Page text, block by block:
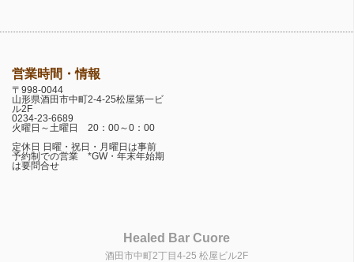
営業時間・情報
〒998-0044
山形県酒田市中町2-4-25松屋第一ビ
ル2F
0234-23-6689
火曜日～土曜日 20：00～0：00
定休日 日曜・祝日・月曜日は事前
予約制での営業 *GW・年末年始期
は要問合せ
Healed Bar Cuore
酒田市中町2丁目4-25 松屋ビル2F